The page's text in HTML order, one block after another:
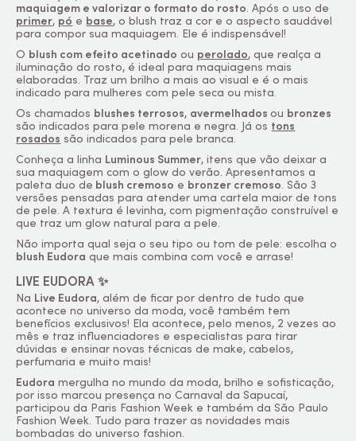
maquiagem e valorizar o formato do rosto. Após o uso de
primer, pó e base, oblush traz a cor e o aspecto saudável
para compor sua maquiagem. Ele é indispensável!
O blush com efeito acetinado ou perolado, que realça a
iluminação do rosto, é ideal para maquiagens mais
elaboradas. Traz um brilho a mais ao visual e é o mais
indicado para mulheres com pele seca ou mista.
Os chamados blushes terrosos, avermelhadosou bronzes
são indicados para pele morena e negra. Já os tons
rosados são indicados para pele branca.
Conheça a linha Luminous Summer, itens que vão deixar a
sua maquiagem com oglow do verão. Apresentamos a
paleta duo de blush cremoso e bronzer cremoso. São 3
versões pensadas para atender uma cartela maior de tons
de pele. A textura é levinha, com pigmentação construível e
que traz umglow natural para a pele.
Não importa qual seja o seu tipo ou tom de pele: escolha o
blush Eudora que mais combina com você e arrase!
LIVE EUDORA ✨
Na Live Eudora, além de ficar por dentro de tudo que
acontece no universo da moda, você também tem
benefícios exclusivos! Ela acontece, pelo menos, 2 vezes ao
mês e traz influenciadores e especialistas para tirar
dúvidas e ensinar novas técnicas demake, cabelos,
perfumaria e muito mais!
Eudora mergulha no mundo da moda, brilho e sofisticação,
por isso marcou presença no Carnaval da Sapucaí,
participou da Paris Fashion Week e também da São Paulo
Fashion Week. Tudo para trazer as novidades mais
bombadas do universo fashion.